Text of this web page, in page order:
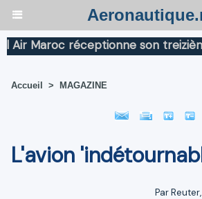
réceptionne son treizième
Accueil > MAGAZINE
L'avion
Par